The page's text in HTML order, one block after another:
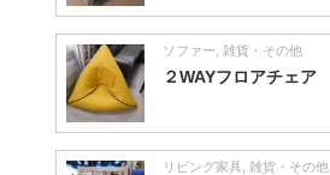
ソファー 雑貨・その他
２WAYフロアチェア
リビング家具 雑貨・その他